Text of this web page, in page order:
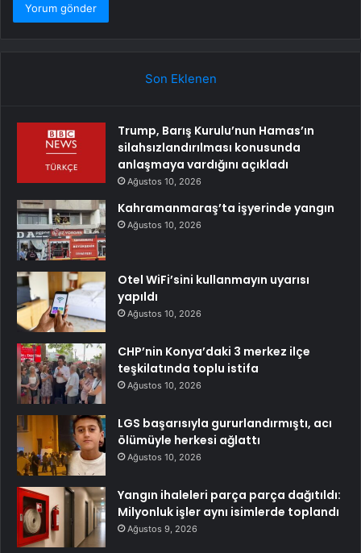
Son Eklenen
Trump, Barış Kurulu’nun Hamas’ın
silahsızlandırılması konusunda
anlaşmaya vardığını açıkladı
Ağustos 10, 2026
Kahramanmaraş’ta işyerinde yangın
Ağustos 10, 2026
Otel WiFi’sini kullanmayın uyarısı
yapıldı
Ağustos 10, 2026
CHP’nin Konya’daki 3 merkez ilçe
teşkilatında toplu istifa
Ağustos 10, 2026
LGS başarısıyla gururlandırmıştı, acı
ölümüyle herkesi ağlattı
Ağustos 10, 2026
Yangın ihaleleri parça parça dağıtıldı:
Milyonluk işler aynı isimlerde toplandı
Ağustos 9, 2026